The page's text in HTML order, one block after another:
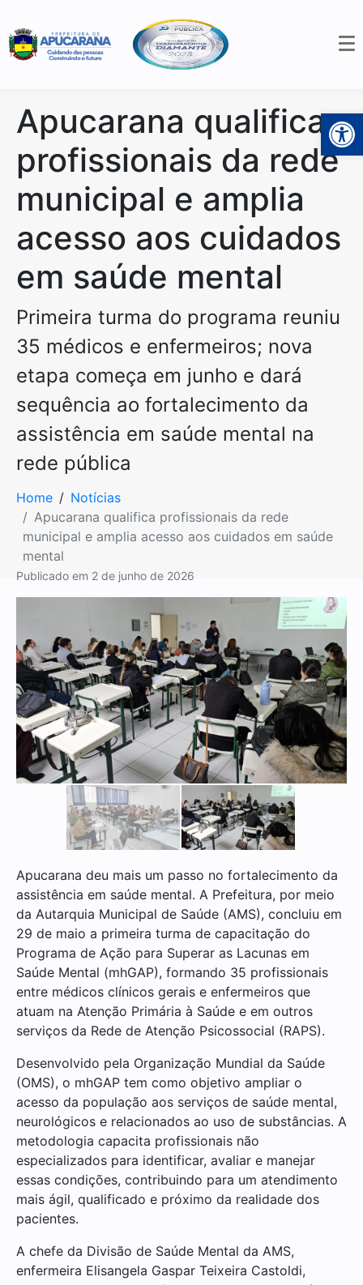
Apucarana qualifica
profissionais da rede
municipal e amplia
acesso aos cuidados
em saúde mental
Primeira turma do programa reuniu
35 médicos e enfermeiros; nova
etapa começa em junho e dará
sequência ao fortalecimento da
assistência em saúde mental na
rede pública
Home
Notícias
Apucarana qualifica profissionais da rede
municipal e amplia acesso aos cuidados em saúde
mental
Publicado em 2 de junho de 2026
Apucarana deu mais um passo no fortalecimento da
assistência em saúde mental. A Prefeitura, por meio
da Autarquia Municipal de Saúde (AMS), concluiu em
29 de maio a primeira turma de capacitação do
Programa de Ação para Superar as Lacunas em
Saúde Mental (mhGAP), formando 35 profissionais
entre médicos clínicos gerais e enfermeiros que
atuam na Atenção Primária à Saúde e em outros
serviços da Rede de Atenção Psicossocial (RAPS).
Desenvolvido pela Organização Mundial da Saúde
(OMS), o mhGAP tem como objetivo ampliar o
acesso da população aos serviços de saúde mental,
neurológicos e relacionados ao uso de substâncias. A
metodologia capacita profissionais não
especializados para identificar, avaliar e manejar
essas condições, contribuindo para um atendimento
mais ágil, qualificado e próximo da realidade dos
pacientes.
A chefe da Divisão de Saúde Mental da AMS,
enfermeira Elisangela Gaspar Teixeira Castoldi,